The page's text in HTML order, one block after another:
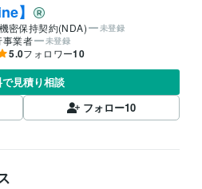
】
機密保持契約(NDA) 未登録
事業者 未登録
5.0フォロワー10
見積り相談
フォロー10